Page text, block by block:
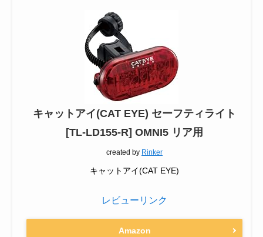
キャットアイ(CAT EYE) セーフティライト
[TL-LD155-R] OMNI5 リア用
created by Rinker
キャットアイ(CAT EYE)
レビューリンク
Amazon